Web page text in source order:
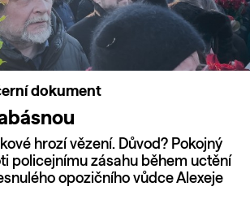
dokument
hrozí vězení. Důvod? Pokojný
policejnímu zásahu během uctění
opozičního vůdce Alexeje